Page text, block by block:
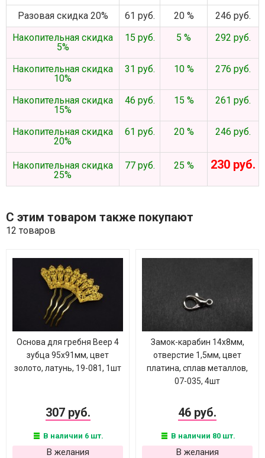
Разовая скидка 20%
61 руб. 20 %
246 руб.
Накопительная скидка
5%
15 руб. 5 % 292 руб.
Накопительная скидка
10%
31 руб. 10 % 276 руб.
Накопительная скидка
15%
46 руб. 15 % 261 руб.
Накопительная скидка
20%
61 руб. 20 % 246 руб.
Накопительная скидка
25%
77 руб. 25 % 230 руб.
С этим товаром также покупают
12 товаров
Основа для гребня Веер 4
зубца 95х91мм, цвет
золото, латунь, 19-081, 1шт
307 руб.
В наличии 6 шт.
В желания
Замок-карабин 14х8мм,
отверстие 1,5мм, цвет
платина, сплав металлов,
07-035, 4шт
46 руб.
В наличии 80 шт.
В желания